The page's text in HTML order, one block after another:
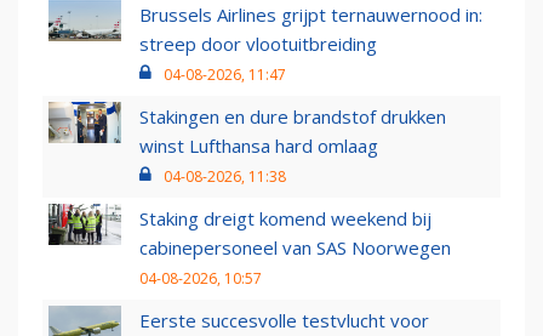
Brussels Airlines grijpt ternauwernood in:
streep door vlootuitbreiding
04-08-2026, 11:47
Stakingen en dure brandstof drukken
winst Lufthansa hard omlaag
04-08-2026, 11:38
Staking dreigt komend weekend bij
cabinepersoneel van SAS Noorwegen
04-08-2026, 10:57
Eerste succesvolle testvlucht voor